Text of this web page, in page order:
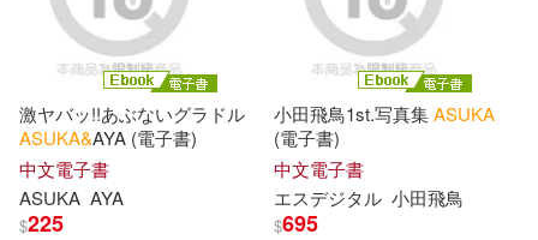
Personalized Notebooks(1)
Ph.D.(1)
Seigo (ILT)/ Dashiell(1)
激ヤバッ!!あぶないグラドル
ASUKA&AYA (電子書)
中文電子書
ASUKA AYA
$225
小田飛鳥1st.写真集ASUKA
(電子書)
中文電子書
エスデジタル 小田飛鳥
$695